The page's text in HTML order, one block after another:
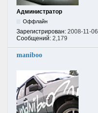
Администратор
Оффлайн
Зарегистрирован: 2008-11-06
Сообщений: 2,179
maniboo